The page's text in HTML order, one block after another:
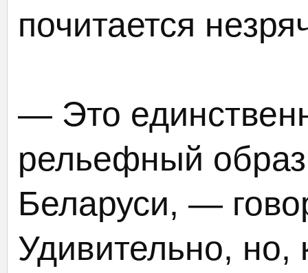
почитается
— Это
рельефный
Беларуси, —
Удивительно, но,